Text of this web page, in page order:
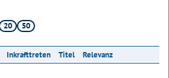
20 50
Inkrafttreten Titel Relevanz